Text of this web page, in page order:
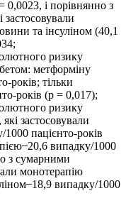
0,0023, і порівнянно з
та інсуліном (40,1
ризику
метформіну
років; тільки
років (р = 0,017);
ризику
застосовували
пацієнто-років
20,6 випадку/1000
з сумарними
монотерапію
18,9 випадку/1000